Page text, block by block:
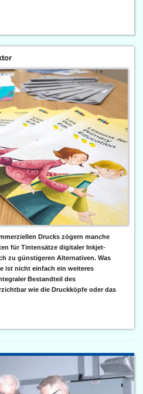
Drucks zögern manche
für Tintensätze digitaler Inkjet-
zu günstigeren Alternativen. Was
ist nicht einfach ein weiteres
Bestandteil des
wie die Druckköpfe oder das